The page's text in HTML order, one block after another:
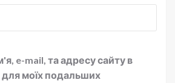
e-mail, та адресу сайту в
для моїх подальших